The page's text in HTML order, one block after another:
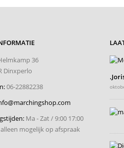
36
Dinxperlo
06-22882238
Ma - Zat / 9:00 17:00
mogelijk op afspraak